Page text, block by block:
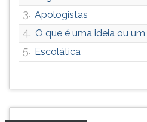
3. Apologistas
4. O que é uma ideia ou
5. Escolática